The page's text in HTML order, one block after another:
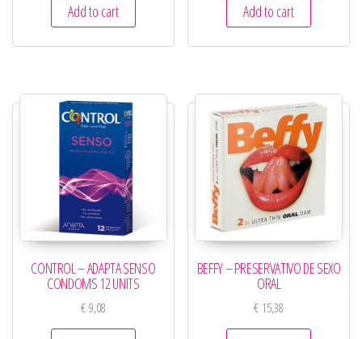
Add to cart Add to cart
CONTROL – ADAPTA SENSO
CONDOMS 12 UNITS
€9,08
BEFFY – PRESERVATIVO DE SEXO
ORAL
€ 15,38